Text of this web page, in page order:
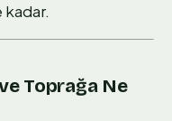
Toprağa Ne